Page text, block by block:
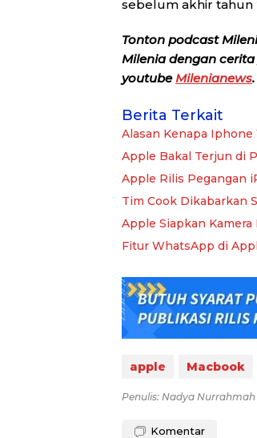
sebelum akhir tahun
Tonton podcast
Milenia dengan
youtube Milenianews.
Berita Terkait
Alasan Kenapa
Apple Bakal Terjun di
Apple Rilis Pegangan
Tim Cook Dikabarkan
Apple Siapkan
Fitur WhatsApp di
apple Macbook
Penulis: Nadya Nurrahmah
Komentar